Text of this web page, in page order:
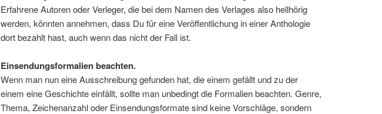
Erfahrene Autoren oder Verleger, die bei dem Namen des Verlages also hellhörig
werden, könnten annehmen, dass Du für eine Veröffentlichung in einer Anthologie
dort bezahlt hast, auch wenn das nicht der Fall ist.
Einsendungsformalien beachten.
Wenn man nun eine Ausschreibung gefunden hat, die einem gefällt und zu der
einem eine Geschichte einfällt, sollte man unbedingt die Formalien beachten. Genre,
Thema, Zeichenanzahl oder Einsendungsformate sind keine Vorschläge, sondern